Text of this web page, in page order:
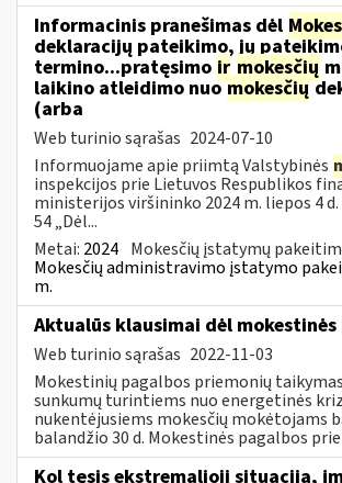
Informacinis pranešimas dėl
deklaracijų pateikimo, jų
termino...pratęsimo ir mokesčių
laikino atleidimo nuomokesčių
(arba
Web turinio sąrašas 2024-07-10
Informuojame apie priimtą Valstybinės
inspekcijos prie Lietuvos Respublikos
ministerijos viršininko 2024 m. liepos 4 d.
54 „Dėl...
Metai: 2024 Mokesčių įstatymų
Mokesčių administravimo įstatymo
m.
Aktualūs klausimai dėl
Web turinio sąrašas 2022-11-03
Mokestinių pagalbos priemonių
sunkumų turintiems nuo energetinės
nukentėjusiems mokesčių mokėtojams
balandžio 30 d. Mokestinės pagalbos
Kol tęsis ekstremalioji situacija,